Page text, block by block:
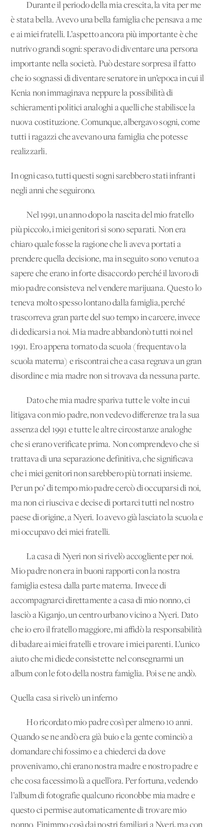
Durante il periodo della mia crescita, la vita per me
è stata bella. Avevo una bella famiglia che pensava a me
e ai miei fratelli. L’aspetto ancora più importante è che
nutrivo grandi sogni: speravo di diventare una persona
importante nella società. Può destare sorpresa il fatto
che io sognassi di diventare senatore in un’epoca in cui il
Kenia non immaginava neppure la possibilità di
schieramenti politici analoghi a quelli che stabilisce la
nuova costituzione. Comunque, albergavo sogni, come
tutti i ragazzi che avevano una famiglia che potesse
realizzarli.
In ogni caso, tutti questi sogni sarebbero stati infranti
negli anni che seguirono.
Nel 1991, un anno dopo la nascita del mio fratello
più piccolo, i miei genitori si sono separati. Non era
chiaro quale fosse la ragione che li aveva portati a
prendere quella decisione, ma in seguito sono venuto a
sapere che erano in forte disaccordo perché il lavoro di
mio padre consisteva nel vendere marijuana. Questo lo
teneva molto spesso lontano dalla famiglia, perché
trascorreva gran parte del suo tempo in carcere, invece
di dedicarsi a noi. Mia madre abbandonò tutti noi nel
1991. Ero appena tornato da scuola (frequentavo la
scuola materna) e riscontrai che a casa regnava un gran
disordine e mia madre non si trovava da nessuna parte.
Dato che mia madre spariva tutte le volte in cui
litigava con mio padre, non vedevo differenze tra la sua
assenza del 1991 e tutte le altre circostanze analoghe
che si erano verificate prima. Non comprendevo che si
trattava di una separazione definitiva, che significava
che i miei genitori non sarebbero più tornati insieme.
Per un po’ di tempo mio padre cercò di occuparsi di noi,
ma non ci riusciva e decise di portarci tutti nel nostro
paese di origine, a Nyeri. Io avevo già lasciato la scuola e
mi occupavo dei miei fratelli.
La casa di Nyeri non si rivelò accogliente per noi.
Mio padre non era in buoni rapporti con la nostra
famiglia estesa dalla parte materna. Invece di
accompagnarci direttamente a casa di mio nonno, ci
lasciò a Kiganjo, un centro urbano vicino a Nyeri. Dato
che io ero il fratello maggiore, mi affidò la responsabilità
di badare ai miei fratelli e trovare i miei parenti. L’unico
aiuto che mi diede consistette nel consegnarmi un
album con le foto della nostra famiglia. Poi se ne andò.
Quella casa si rivelò un inferno
Ho ricordato mio padre così per almeno 10 anni.
Quando se ne andò era già buio e la gente cominciò a
domandare chi fossimo e a chiederci da dove
provenivamo, chi erano nostra madre e nostro padre e
che cosa facessimo là a quell’ora. Per fortuna, vedendo
l’album di fotografie qualcuno riconobbe mia madre e
questo ci permise automaticamente di trovare mio
nonno. Finimmo così dai nostri familiari a Nyeri, ma con